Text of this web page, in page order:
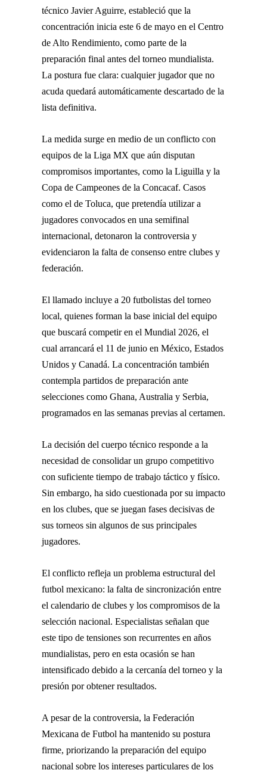
técnico Javier Aguirre, estableció que la
concentración inicia este 6 de mayo en el Centro
de Alto Rendimiento, como parte de la
preparación final antes del torneo mundialista.
La postura fue clara: cualquier jugador que no
acuda quedará automáticamente descartado de la
lista definitiva.
La medida surge en medio de un conflicto con
equipos de la Liga MX que aún disputan
compromisos importantes, como la Liguilla y la
Copa de Campeones de la Concacaf. Casos
como el de Toluca, que pretendía utilizar a
jugadores convocados en una semifinal
internacional, detonaron la controversia y
evidenciaron la falta de consenso entre clubes y
federación.
El llamado incluye a 20 futbolistas del torneo
local, quienes forman la base inicial del equipo
que buscará competir en el Mundial 2026, el
cual arrancará el 11 de junio en México, Estados
Unidos y Canadá. La concentración también
contempla partidos de preparación ante
selecciones como Ghana, Australia y Serbia,
programados en las semanas previas al certamen.
La decisión del cuerpo técnico responde a la
necesidad de consolidar un grupo competitivo
con suficiente tiempo de trabajo táctico y físico.
Sin embargo, ha sido cuestionada por su impacto
en los clubes, que se juegan fases decisivas de
sus torneos sin algunos de sus principales
jugadores.
El conflicto refleja un problema estructural del
futbol mexicano: la falta de sincronización entre
el calendario de clubes y los compromisos de la
selección nacional. Especialistas señalan que
este tipo de tensiones son recurrentes en años
mundialistas, pero en esta ocasión se han
intensificado debido a la cercanía del torneo y la
presión por obtener resultados.
A pesar de la controversia, la Federación
Mexicana de Futbol ha mantenido su postura
firme, priorizando la preparación del equipo
nacional sobre los intereses particulares de los